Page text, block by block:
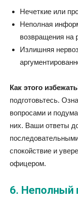
Нечеткие или
Неполная
возвращения на
Излишняя
Как этого
подготовьтесь.
вопросами и
них. Ваши ответы
спокойствие и
офицером.
6. Неполный